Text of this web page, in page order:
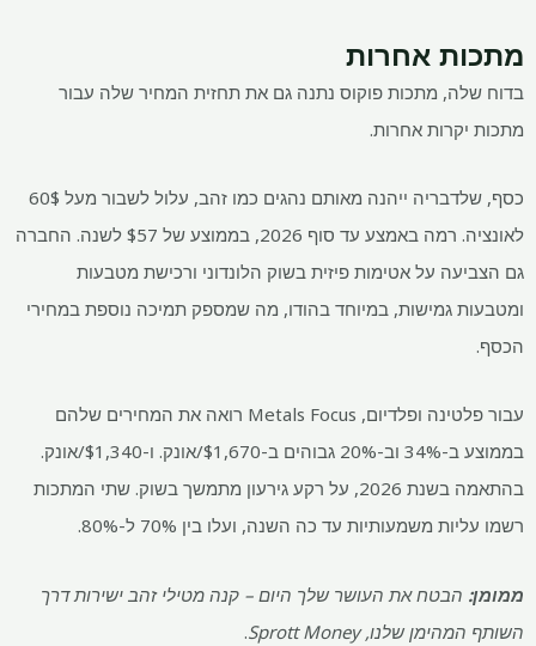
מתכות אחרות
בדוח שלה, מתכות פוקוס נתנה גם את תחזית המחיר שלה עבור
מתכות יקרות אחרות.
כסף, שלדבריה ייהנה מאותם נהגים כמו זהב, עלול לשבור מעל 60$
לאונציה. רמה באמצע עד סוף 2026, בממוצע של $57 לשנה. החברה
גם הצביעה על אטימות פיזית בשוק הלונדוני ורכישת מטבעות
ומטבעות גמישות, במיוחד בהודו, מה שמספק תמיכה נוספת במחירי
הכסף.
עבור פלטינה ופלדיום, Metals Focus רואה את המחירים שלהם
בממוצע ב-34% וב-20% גבוהים ב-$1,670/אונק. ו-$1,340/אונק.
בהתאמה בשנת 2026, על רקע גירעון מתמשך בשוק. שתי המתכות
רשמו עליות משמעותיות עד כה השנה, ועלו בין 70% ל-80%.
ממומן: הבטח את העושר שלך היום – קנה מטילי זהב ישירות דרך
השותף המהימן שלנו, Sprott Money
.